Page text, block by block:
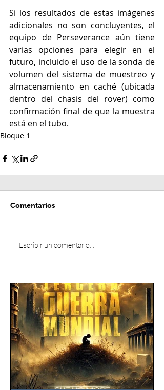
Si los resultados de estas imágenes
adicionales no son concluyentes, el
equipo de Perseverance aún tiene
varias opciones para elegir en el
futuro, incluido el uso de la sonda de
volumen del sistema de muestreo y
almacenamiento en caché (ubicada
dentro del chasis del rover) como
confirmación final de que la muestra
está en el tubo.
Bloque 1
Comentarios
Escribir un comentario...